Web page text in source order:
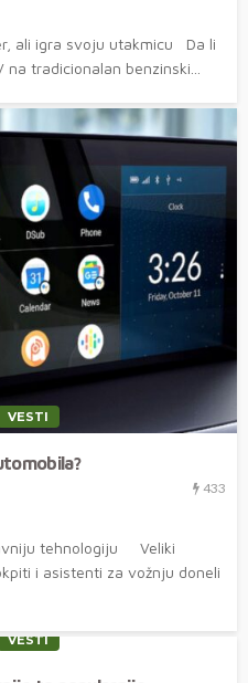
ali igra svoju utakmicu Da li
tradicionalan benzinski...
VESTI
433
tehnologiju Veliki
i asistenti za vožnju doneli
VESTI